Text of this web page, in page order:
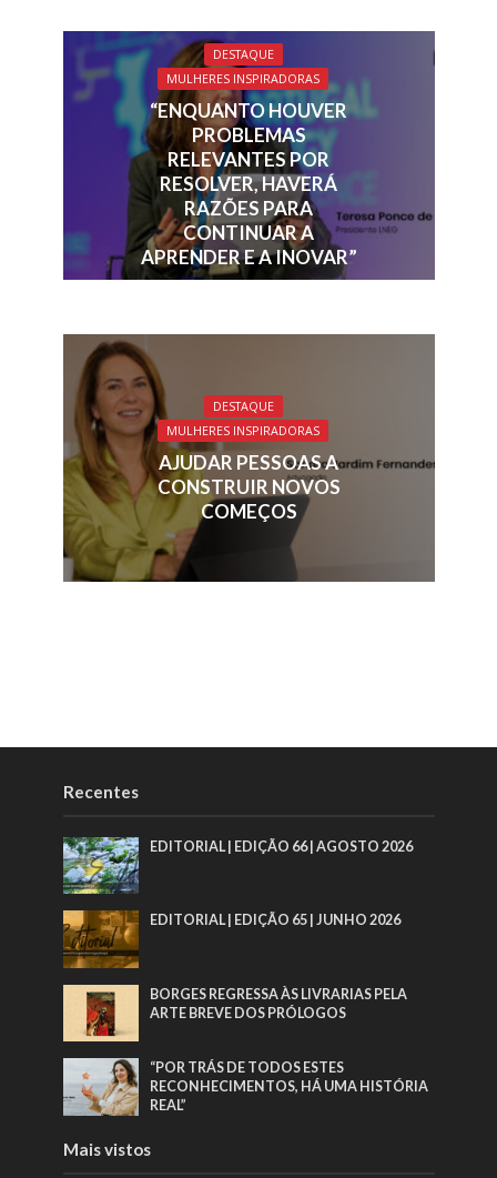
DESTAQUE
MULHERES INSPIRADORAS
“ENQUANTO HOUVER
PROBLEMAS
RELEVANTES POR
RESOLVER, HAVERÁ
RAZÕES PARA
CONTINUAR A
APRENDER E A INOVAR”
DESTAQUE
MULHERES INSPIRADORAS
AJUDAR PESSOAS A
CONSTRUIR NOVOS
COMEÇOS
Recentes
EDITORIAL | EDIÇÃO 66 | AGOSTO 2026
EDITORIAL | EDIÇÃO 65 | JUNHO 2026
BORGES REGRESSA ÀS LIVRARIAS PELA
ARTE BREVE DOS PRÓLOGOS
“POR TRÁS DE TODOS ESTES
RECONHECIMENTOS, HÁ UMA HISTÓRIA
REAL”
Mais vistos